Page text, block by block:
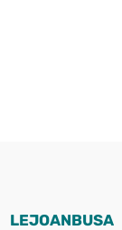
LEJOANBUSA